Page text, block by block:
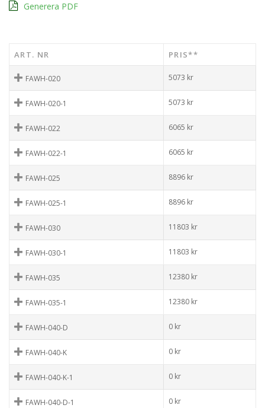
Generera PDF
ART. NR PRIS**
FAWH-020 5073 kr
FAWH-020-1 5073 kr
FAWH-022 6065 kr
FAWH-022-1 6065 kr
FAWH-025 8896 kr
FAWH-025-1 8896 kr
FAWH-030 11803 kr
FAWH-030-1 11803 kr
FAWH-035 12380 kr
FAWH-035-1 12380 kr
FAWH-040-D 0 kr
FAWH-040-K 0 kr
FAWH-040-K-1 0 kr
FAWH-040-D-1 0 kr